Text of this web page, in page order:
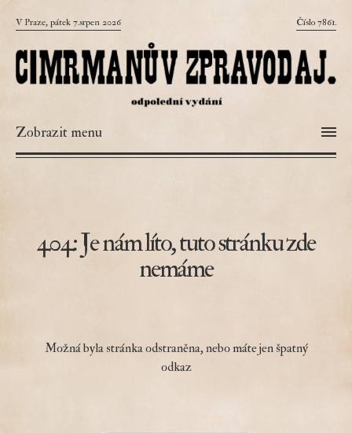
V Praze, pátek 7.srpen 2026 Číslo 7861.
Zobrazit menu
404: Je nám líto, tuto stránku zde
nemáme
Možná byla stránka odstraněna, nebo máte jen špatný
odkaz